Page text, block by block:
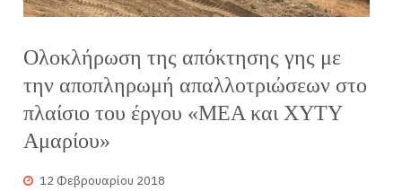
Ολοκλήρωση της απόκτησης γης με
την αποπληρωμή απαλλοτριώσεων στο
πλαίσιο του έργου «ΜΕΑ και ΧΥΤΥ
Αμαρίου»
12 Φεβρουαρίου 2018